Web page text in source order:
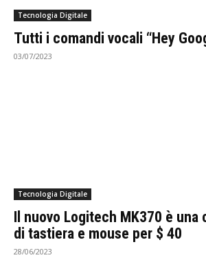
Tecnologia Digitale
Tutti i comandi vocali “Hey
03/07/2023
Tecnologia Digitale
Il nuovo Logitech MK370 è
di tastiera e mouse per $ 40
28/06/2023